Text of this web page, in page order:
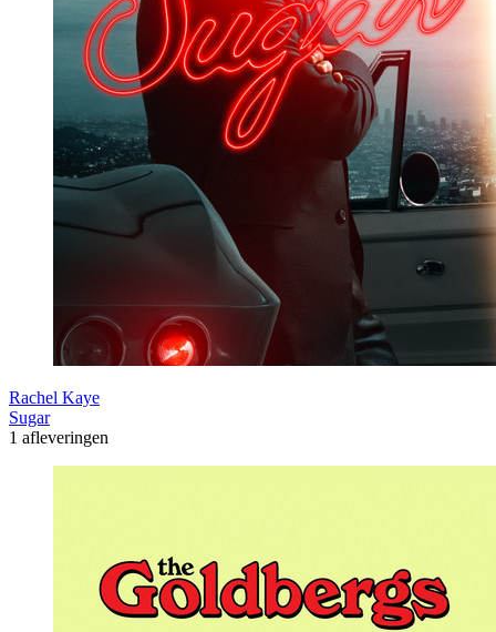
Rachel Kaye
Sugar
1 afleveringen